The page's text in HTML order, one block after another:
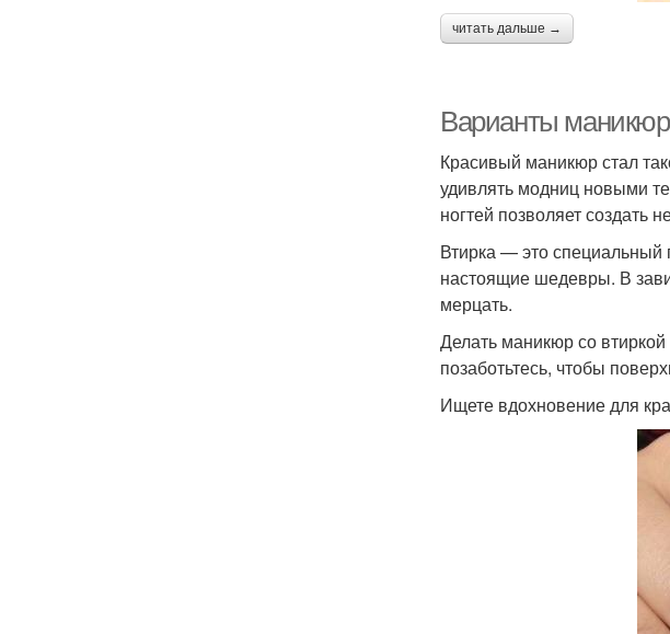
читать дальше →
Варианты
Красивый маникюр стал
удивлять модниц новыми
ногтей позволяет
Втирка — это специальный
настоящие шедевры. В
мерцать.
Делать маникюр со
позаботьтесь, чтобы
Ищете вдохновение для